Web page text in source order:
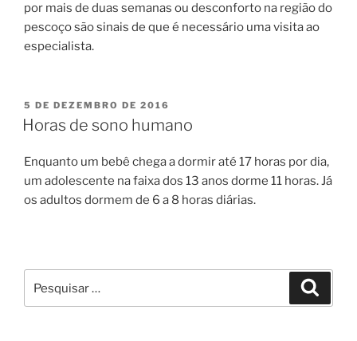
por mais de duas semanas ou desconforto na região do
pescoço são sinais de que é necessário uma visita ao
especialista.
PUBLICADO
EM
5 DE DEZEMBRO DE 2016
Horas de sono humano
Enquanto um bebê chega a dormir até 17 horas por dia,
um adolescente na faixa dos 13 anos dorme 11 horas. Já
os adultos dormem de 6 a 8 horas diárias.
por: